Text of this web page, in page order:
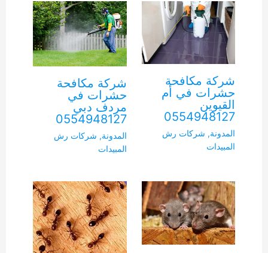
شركة مكافحة
حشرات في أم
القيوين
0554948127
المدونة, شركات رش
المبيدات
شركة مكافحة
حشرات في
مردف دبي
0554948127
المدونة, شركات رش
المبيدات